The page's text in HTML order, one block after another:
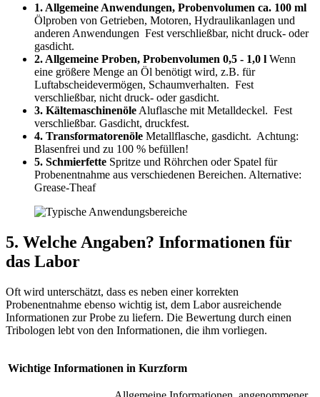
1. Allgemeine Anwendungen, Probenvolumen ca. 100 ml
Ölproben von Getrieben, Motoren, Hydraulikanlagen und
anderen Anwendungen Fest verschließbar, nicht druck- oder
gasdicht.
2. Allgemeine Proben, Probenvolumen 0,5 - 1,0 l Wenn
eine größere Menge an Öl benötigt wird, z.B. für
Luftabscheidevermögen, Schaumverhalten. Fest
verschließbar, nicht druck- oder gasdicht.
3. Kältemaschinenöle Aluflasche mit Metalldeckel. Fest
verschließbar. Gasdicht, druckfest.
4. Transformatorenöle Metallflasche, gasdicht. Achtung:
Blasenfrei und zu 100 % befüllen!
5. Schmierfette Spritze und Röhrchen oder Spatel für
Probenentnahme aus verschiedenen Bereichen. Alternative:
Grease-Theaf
5. Welche Angaben? Informationen für
das Labor
Oft wird unterschätzt, dass es neben einer korrekten
Probenentnahme ebenso wichtig ist, dem Labor ausreichende
Informationen zur Probe zu liefern. Die Bewertung durch einen
Tribologen lebt von den Informationen, die ihm vorliegen.
Wichtige Informationen in Kurzform